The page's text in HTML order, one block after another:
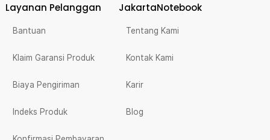
Layanan Pelanggan
Bantuan
Klaim Garansi Produk
Biaya Pengiriman
Indeks Produk
JakartaNotebook
Tentang Kami
Kontak Kami
Karir
Blog